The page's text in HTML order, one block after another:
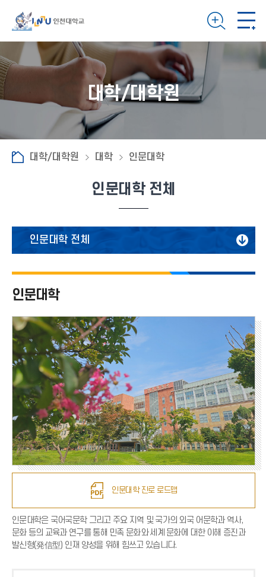
대학/대학원
대학/대학원 대학 인문대학
인문대학 전체
인문대학 전체
국어국문학과
영어영문학과
독어독문학과
불어불문학과
일본지역문화학과
중어중국학과
인문대학 진로 로드맵
인문대학
인문대학은 국어국문학 그리고 주요 지역 및 국가의 외국 어문학과 역사,
문화 등의 교육과 연구를 통해 민족 문화와 세계 문화에 대한 이해 증진과
발신형(発信型) 인재 양성을 위해 힘쓰고 있습니다.